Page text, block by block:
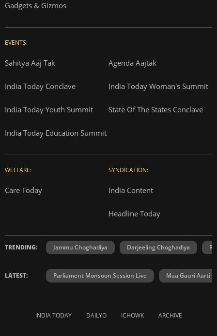
Gadgets & Gizmos
EVENTS:
Sahitya Aaj Tak Agenda Aajtak
India Today Conclave India Today Woman's Summit
India Today Youth Summit State Of The States Conclave
India Today Education Summit
WELFARE:
Care Today
SYNDICATION:
India Content
Headline Today
TRENDING: Jammu Choghadiya Darjeeling Choghadiya
LATEST: Parliament Monsoon Session Live Maa Gauri Aarti
INDIA TODAY DAILYO ICHOWK ARCHIVE